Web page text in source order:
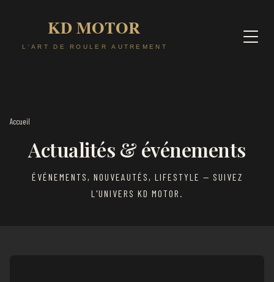
Accueil
Actualités & événements
ÉVÉNEMENTS, NOUVEAUTÉS, LIFESTYLE — SUIVEZ
L'UNIVERS KD MOTOR.